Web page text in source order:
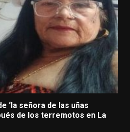
‘la señora de las uñas
de los terremotos en La